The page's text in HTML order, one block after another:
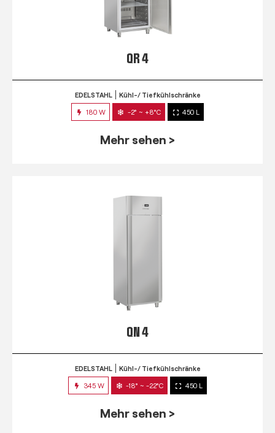
QR 4
EDELSTAHL Kühl-/ Tiefkühlschränke
180 W -2° ~ +8°C 450 L
Mehr sehen >
QN 4
EDELSTAHL Kühl-/ Tiefkühlschränke
345 W -18° ~ -22°C 450 L
Mehr sehen >